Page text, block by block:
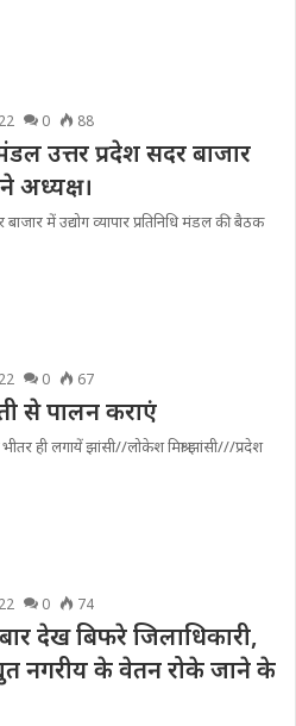
0 88
मंडल उत्तर प्रदेश सदर बाजार
अध्यक्ष।
में उद्योग व्यापार प्रतिनिधि मंडल की बैठक
0 67
से पालन कराएं
ही लगायें झांसी//लोकेश मिश्रा झांसी///प्रदेश
0 74
देख बिफरे जिलाधिकारी,
नगरीय के वेतन रोके जाने के